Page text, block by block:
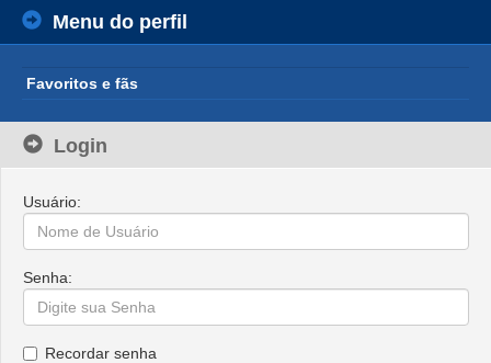
Menu do perfil
Favoritos e fãs
Login
Usuário:
Senha:
Recordar senha